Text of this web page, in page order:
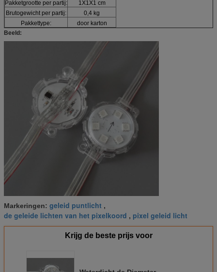
Pakketgrootte per partij:
1X1X1 cm
Brutogewicht per partij:
0,4 kg
Pakkettype:
door karton
Beeld:
Markeringen: geleid puntlicht ,
de geleide lichten van het pixelkoord , pixel geleid licht
Krijg de beste prijs voor